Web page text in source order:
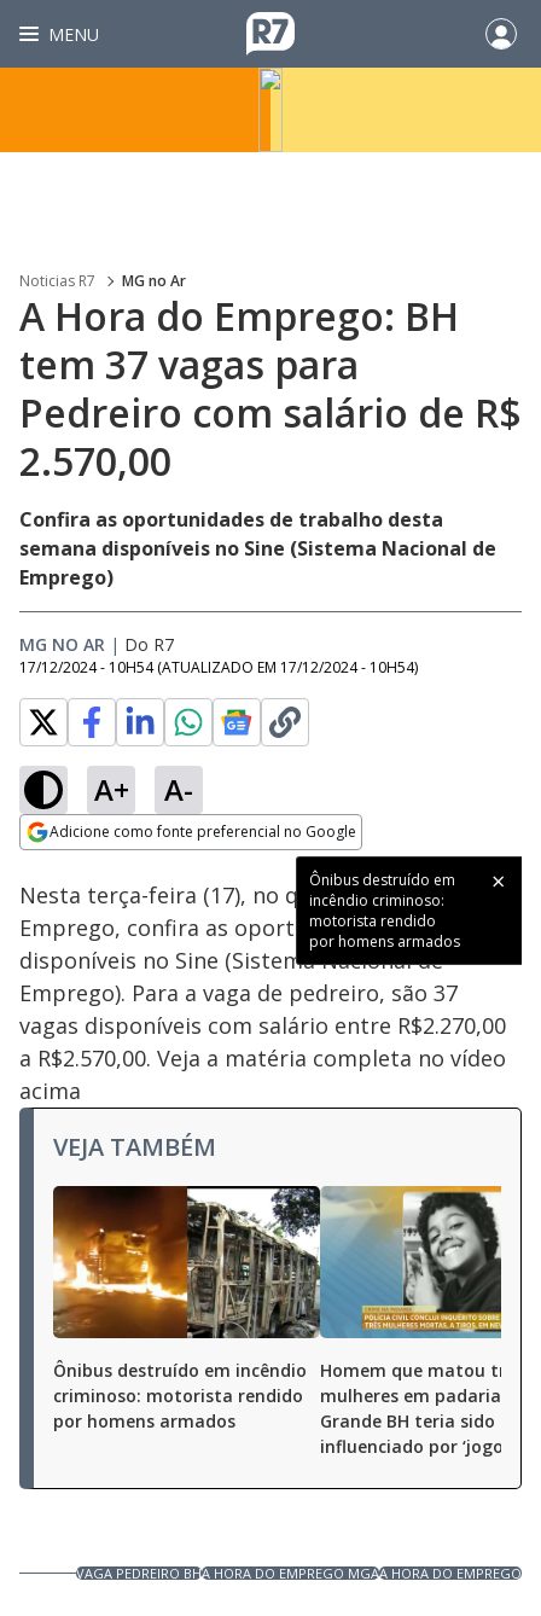
MENU
Noticias R7 MG no Ar
A Hora do Emprego: BH
tem 37 vagas para
Pedreiro com salário de R$
2.570,00
Confira as oportunidades de trabalho desta
semana disponíveis no Sine (Sistema Nacional de
Emprego)
MG NO AR | Do R7
17/12/2024 - 10H54 (ATUALIZADO EM 17/12/2024 - 10H54)
A+ A-
Adicione como fonte preferencial no Google
Ônibus destruído em
incêndio criminoso:
motorista rendido
por homens armados
Ativar
82.03%
Nesta terça-feira (17), no quadro A Hora do
Emprego, confira as oportunidades de trabalho
disponíveis no Sine (Sistema Nacional de
Emprego). Para a vaga de pedreiro, são 37
vagas disponíveis com salário entre R$2.270,00
a R$2.570,00. Veja a matéria completa no vídeo
acima
VEJA TAMBÉM
Ônibus destruído em incêndio
criminoso: motorista rendido
por homens armados
Homem que matou três
mulheres em padaria da
Grande BH teria sido
influenciado por ‘jogos de
VAGA PEDREIRO BHA HORA DO EMPREGO MGAA HORA DO EMPREGO